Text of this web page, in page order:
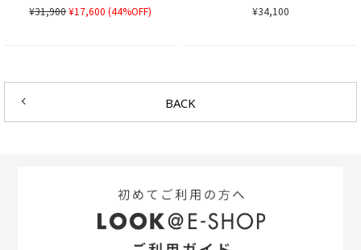
¥31,900¥17,600 (44%OFF)
¥34,100
BACK